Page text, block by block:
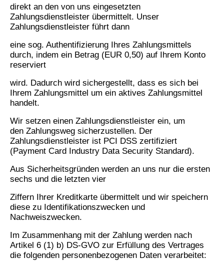
direkt an den von uns eingesetzten
Zahlungsdienstleister übermittelt. Unser
Zahlungsdienstleister führt dann
eine sog. Authentifizierung Ihres Zahlungsmittels
durch, indem ein Betrag (EUR 0,50) auf Ihrem Konto
reserviert
wird. Dadurch wird sichergestellt, dass es sich bei
Ihrem Zahlungsmittel um ein aktives Zahlungsmittel
handelt.
Wir setzen einen Zahlungsdienstleister ein, um
den Zahlungsweg sicherzustellen. Der
Zahlungsdienstleister ist PCI DSS zertifiziert
(Payment Card Industry Data Security Standard).
Aus Sicherheitsgründen werden an uns nur die ersten
sechs und die letzten vier
Ziffern Ihrer Kreditkarte übermittelt und wir speichern
diese zu Identifikationszwecken und
Nachweiszwecken.
Im Zusammenhang mit der Zahlung werden nach
Artikel 6 (1) b) DS-GVO zur Erfüllung des Vertrages
die folgenden personenbezogenen Daten verarbeitet: